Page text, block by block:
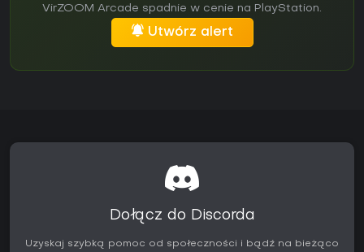
VirZOOM Arcade spadnie w cenie na PlayStation.
Utwórz alert
Dołącz do Discorda
Uzyskaj szybką pomoc od społeczności i bądź na bieżąco